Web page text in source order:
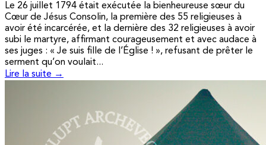
Le 26 juillet 1794 était exécutée la bienheureuse sœur du
Cœur de Jésus Consolin, la première des 55 religieuses à
avoir été incarcérée, et la dernière des 32 religieuses à avoir
subi le martyre, affirmant courageusement et avec audace à
ses juges : « Je suis fille de l’Église ! », refusant de prêter le
serment qu’on voulait...
Lire la suite →